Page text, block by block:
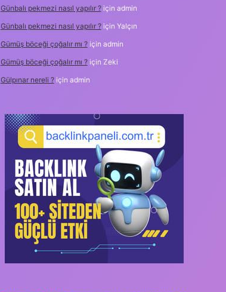
Günbalı pekmezi nasıl yapılır ?için admin
Günbalı pekmezi nasıl yapılır ?için Yalçın
Gümüş böceği çoğalır mı ?için admin
Gümüş böceği çoğalır mı ?için Zeki
Gülpınar nereli ?için admin